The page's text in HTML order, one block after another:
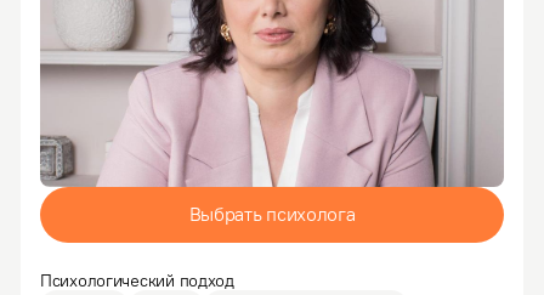
Выбрать психолога
Психологический подход